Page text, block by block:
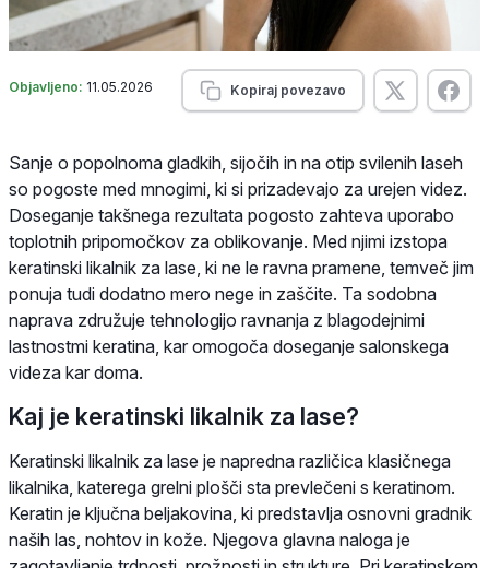
Objavljeno: 11.05.2026 Kopiraj povezavo
Sanje o popolnoma gladkih, sijočih in na otip svilenih laseh
so pogoste med mnogimi, ki si prizadevajo za urejen videz.
Doseganje takšnega rezultata pogosto zahteva uporabo
toplotnih pripomočkov za oblikovanje. Med njimi izstopa
keratinski likalnik za lase, ki ne le ravna pramene, temveč jim
ponuja tudi dodatno mero nege in zaščite. Ta sodobna
naprava združuje tehnologijo ravnanja z blagodejnimi
lastnostmi keratina, kar omogoča doseganje salonskega
videza kar doma.
Kaj je keratinski likalnik za lase?
Keratinski likalnik za lase je napredna različica klasičnega
likalnika, katerega grelni plošči sta prevlečeni s keratinom.
Keratin je ključna beljakovina, ki predstavlja osnovni gradnik
naših las, nohtov in kože. Njegova glavna naloga je